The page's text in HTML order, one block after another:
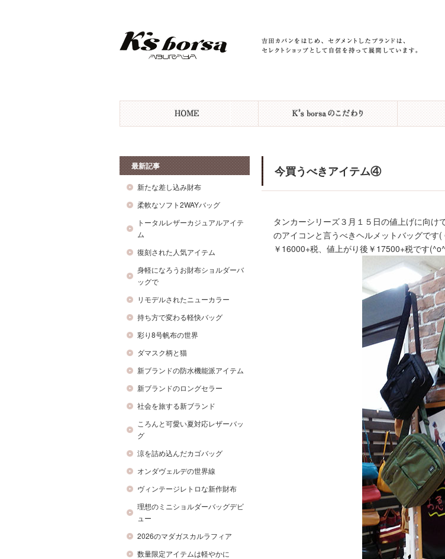
最新記事
新たな差し込み財布
柔軟なソフト2WAYバッグ
トータルレザーカジュアルアイテ
ム
復刻された人気アイテム
身軽になろうお財布ショルダーバ
ッグで
リモデルされたニューカラー
持ち方で変わる軽快バッグ
彩り8号帆布の世界
ダマスク柄と猫
新ブランドの防水機能派アイテム
新ブランドのロングセラー
社会を旅する新ブランド
ころんと可愛い夏対応レザーバッ
グ
涼を詰め込んだカゴバッグ
オンダヴェルデの世界線
ヴィンテージレトロな新作財布
理想のミニショルダーバッグデビ
ュー
2026のマダガスカルラフィア
数量限定アイテムは軽やかに
今買うべきアイテム④
タンカーシリーズ３月１５日の値上げに向
のアイコンと言うべきヘルメットバッグです
￥16000+税、値上がり後￥17500+税です